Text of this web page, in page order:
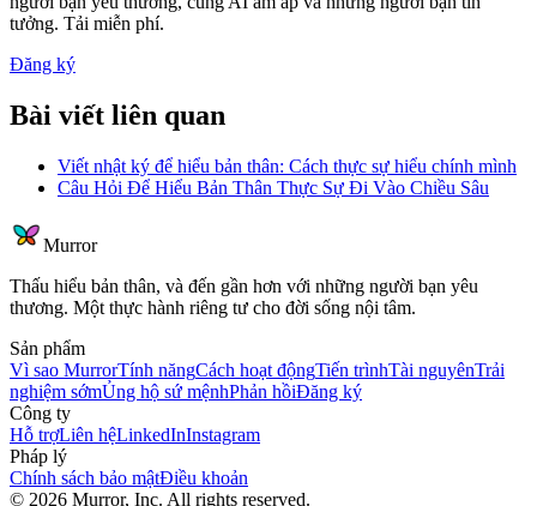
tưởng. Tải miễn phí.
Đăng ký
Bài viết liên quan
Viết nhật ký để hiểu bản thân: Cách thực sự hiểu chính mình
Câu Hỏi Để Hiểu Bản Thân Thực Sự Đi Vào Chiều Sâu
Murror
Thấu hiểu bản thân, và đến gần hơn với những người bạn yêu
thương. Một thực hành riêng tư cho đời sống nội tâm.
Sản phẩm
Vì sao MurrorTính năngCách hoạt độngTiến trìnhTài nguyênTrải
nghiệm sớmỦng hộ sứ mệnhPhản hồiĐăng ký
Công ty
Hỗ trợLiên hệLinkedInInstagram
Pháp lý
Chính sách bảo mậtĐiều khoản
© 2026 Murror, Inc. All rights reserved.